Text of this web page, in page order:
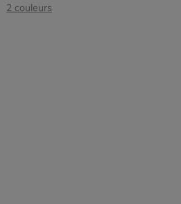
2 couleurs